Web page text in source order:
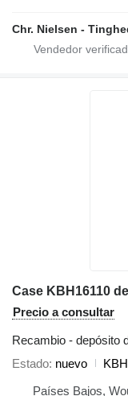
Chr. Nielsen -
Precio a consultar
Recambio - depósito
Estado nuevo
Países Bajos,